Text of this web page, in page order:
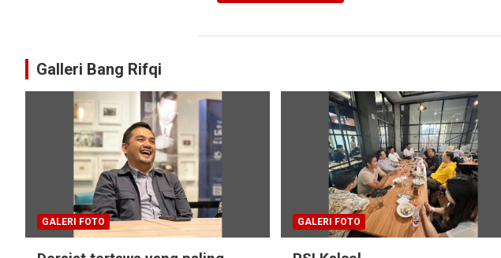
Galleri Bang Rifqi
GALERI FOTO GALERI FOTO